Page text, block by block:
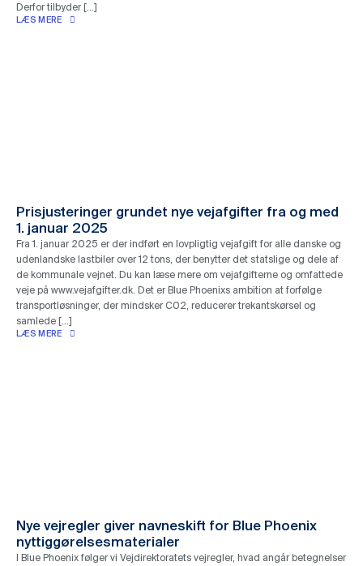
Derfor tilbyder […]
LÆS MERE
Prisjusteringer grundet nye vejafgifter fra og med
1. januar 2025
Fra 1. januar 2025 er der indført en lovpligtig vejafgift for alle danske og
udenlandske lastbiler over 12 tons, der benytter det statslige og dele af
de kommunale vejnet. Du kan læse mere om vejafgifterne og omfattede
veje på www.vejafgifter.dk. Det er Blue Phoenixs ambition at forfølge
transportløsninger, der mindsker C02, reducerer trekantskørsel og
samlede […]
LÆS MERE
Nye vejregler giver navneskift for Blue Phoenix
nyttiggørelsesmaterialer
I Blue Phoenix følger vi Vejdirektoratets vejregler, hvad angår betegnelser